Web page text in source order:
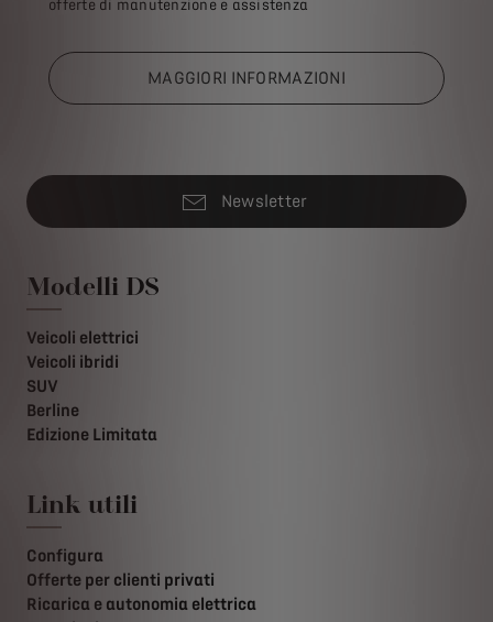
offerte di manutenzione e assistenza
MAGGIORI INFORMAZIONI
Newsletter
Modelli DS
Veicoli elettrici
Veicoli ibridi
SUV
Berline
Edizione Limitata
Link utili
Configura
Offerte per clienti privati
Ricarica e autonomia elettrica